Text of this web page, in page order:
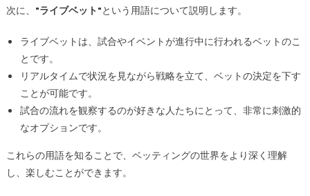
次に、 "ライブベット"という用語について説明します。
ライブベットは、試合やイベントが進行中に行われるベットのこ
とです。
リアルタイムで状況を見ながら戦略を立て、ベットの決定を下す
ことが可能です。
試合の流れを観察するのが好きな人たちにとって、非常に刺激的
なオプションです。
これらの用語を知ることで、ベッティングの世界をより深く理解
し、楽しむことができます。